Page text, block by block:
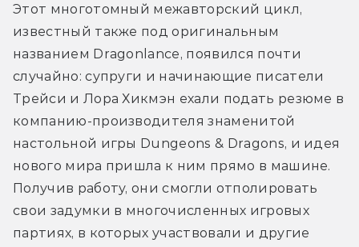
Этот многотомный межавторский цикл,
известный также под оригинальным
названием Dragonlance, появился почти
случайно: супруги и начинающие писатели
Трейси и Лора Хикмэн ехали подать резюме в
компанию-производителя знаменитой
настольной игры Dungeons & Dragons, и идея
нового мира пришла к ним прямо в машине.
Получив работу, они смогли отполировать
свои задумки в многочисленных игровых
партиях, в которых участвовали и другие